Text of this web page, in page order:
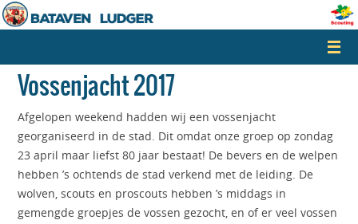
Naar
de
springen
Vossenjacht 2017
Afgelopen weekend hadden wij een vossenjacht
georganiseerd in de stad. Dit omdat onze groep op zondag
23 april maar liefst 80 jaar bestaat! De bevers en de welpen
hebben ’s ochtends de stad verkend met de leiding. De
wolven, scouts en proscouts hebben ’s middags in
gemengde groepjes de vossen gezocht, en of er veel vossen